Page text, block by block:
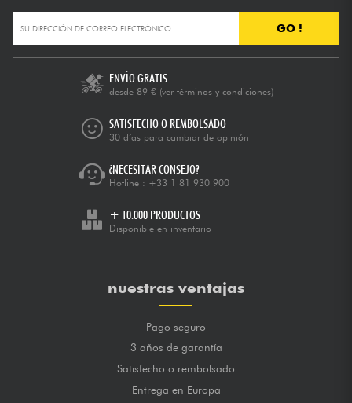
GO !
ENVÍO GRATIS
desde 89 € (ver términos y condiciones)
SATISFECHO O REMBOLSADO
30 días para cambiar de opinión
¿NECESITAR CONSEJO?
Hotline : +33 1 81 930 900
+ 10.000 PRODUCTOS
Disponible en inventario
nuestras ventajas
Pago seguro
3 años de garantía
Satisfecho o rembolsado
Entrega en Europa